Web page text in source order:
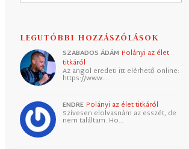
LEGUTÓBBI HOZZÁSZÓLÁSOK
SZABADOS ÁDÁM Polányi az élet
titkáról
Az angol eredeti itt elérhető online:
https://www.…
ENDRE Polányi az élet titkáról
Szívesen elolvasnám az esszét, de
nem találtam. Ho…